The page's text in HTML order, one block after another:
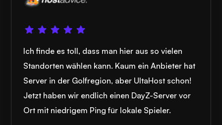
Ich finde es toll, dass man hier aus so vielen
Standorten wählen kann. Kaum ein Anbieter hat
Server in der Golfregion, aber UltaHost schon!
Jetzt haben wir endlich einen DayZ-Server vor
Ort mit niedrigem Ping für lokale Spieler.